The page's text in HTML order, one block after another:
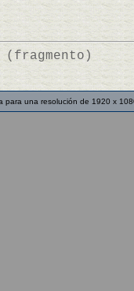
(fragmento)
para una resolución de 1920 x